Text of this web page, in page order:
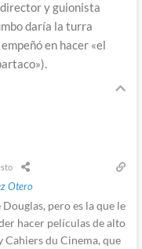
y guionista
daría la turra
en hacer «el
Otero
pero es la que le
hacer películas de alto
du Cinema, que